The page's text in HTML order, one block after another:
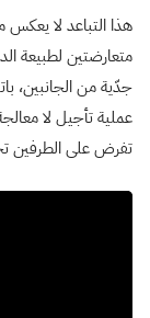
هذا التباعد لا
متعارضتين لطبيعة
جدّية من الجانبين،
عملية تأجيل لا
تفرض على الطرفين